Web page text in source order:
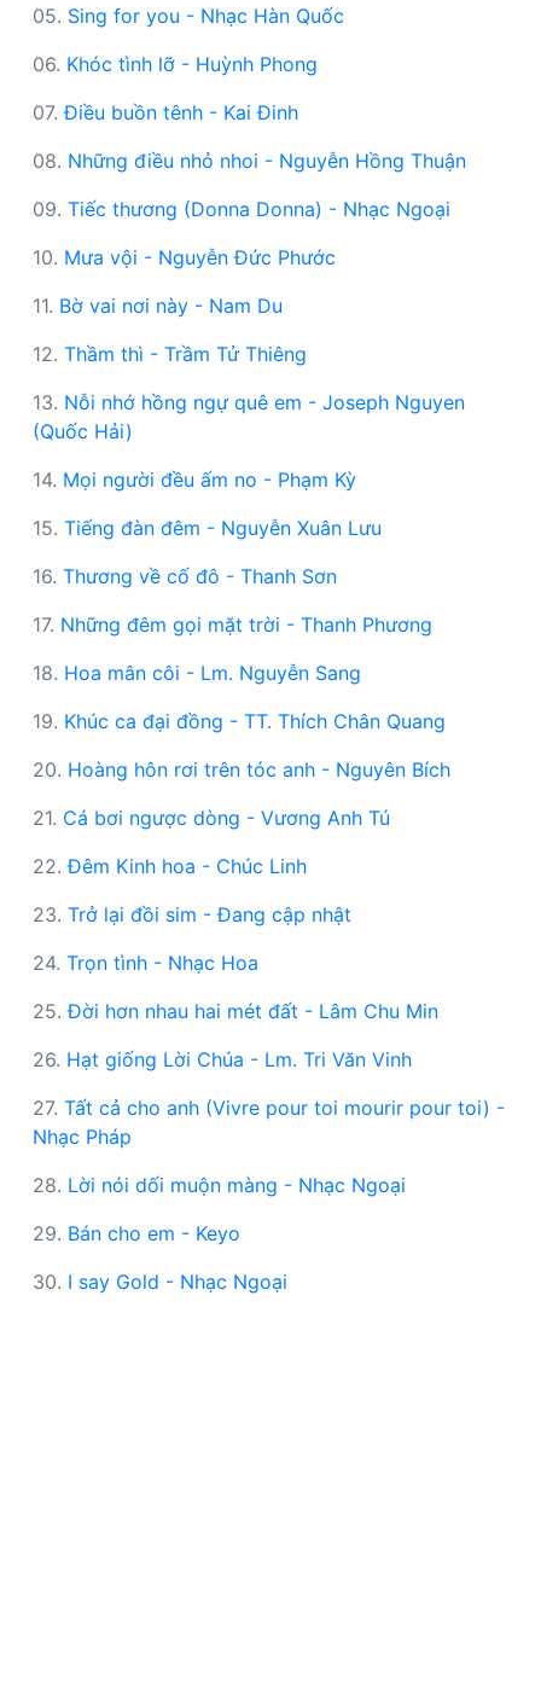
05. Sing for you - Nhạc Hàn Quốc
06. Khóc tình lỡ - Huỳnh Phong
07.Điều buồn tênh - Kai Đinh
08. Những điều nhỏ nhoi - Nguyễn Hồng Thuận
09. Tiếc thương (Donna Donna) - Nhạc Ngoại
10. Mưa vội - Nguyễn Đức Phước
11. Bờ vai nơi này - Nam Du
12. Thầm thì - Trầm Tử Thiêng
13. Nỗi nhớ hồng ngự quê em - Joseph Nguyen
(Quốc Hải)
14. Mọi người đều ấm no - Phạm Kỳ
15. Tiếng đàn đêm - Nguyễn Xuân Lưu
16. Thương về cố đô - Thanh Sơn
17. Những đêm gọi mặt trời - Thanh Phương
18. Hoa mân côi - Lm. Nguyễn Sang
19. Khúc ca đại đồng - TT. Thích Chân Quang
20. Hoàng hôn rơi trên tóc anh - Nguyên Bích
21. Cá bơi ngược dòng - Vương Anh Tú
22.Đêm Kinh hoa - Chúc Linh
23. Trở lại đồi sim - Đang cập nhật
24. Trọn tình - Nhạc Hoa
25.Đời hơn nhau hai mét đất - Lâm Chu Min
26. Hạt giống Lời Chúa - Lm. Tri Văn Vinh
27. Tất cả cho anh (Vivre pour toi mourir pour toi) -
Nhạc Pháp
28. Lời nói dối muộn màng - Nhạc Ngoại
29. Bán cho em - Keyo
30. I say Gold - Nhạc Ngoại